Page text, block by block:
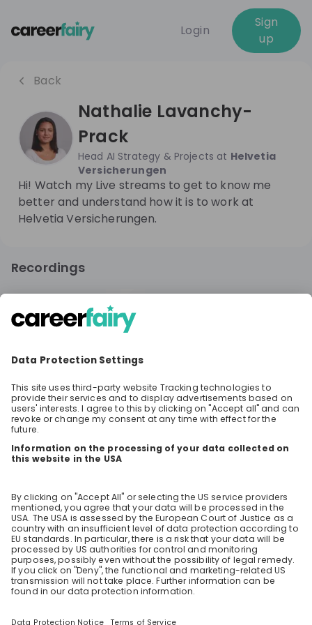
Login
Sign
up
Back
Nathalie Lavanchy-
Prack
Head AI Strategy & Projects at Helvetia
Versicherungen
Hi! Watch my Live streams to get to know me
better and understand how it is to work at
Helvetia Versicherungen.
Recordings
2 years ago
Helvetia Versicherungen
AI Secrets Unlocked: Wie du mit AI Skills
🎙️ AI-Skills, die dich wirklich weiterbringen! Hol
Head AI & Strategy: von spannenden Projekten
und richtigem Prompting bis zu den zentralen
AI-Kompetenzen, die du für einen Job bei
Helvetia brauchst. Sei bei unserem Livestream
dabei und frag, was du schon immer wissen
wolltest. 😎 👉 Das erfährst du in unserem
erstellen und AI richtig nutzen 3. Warum AI-
Know-how für Berufseinsteiger entscheidend
ist Neugierig geworden? Melde dich an und
erfahre noch mehr! &Los 🚀
DE Information technology + 5